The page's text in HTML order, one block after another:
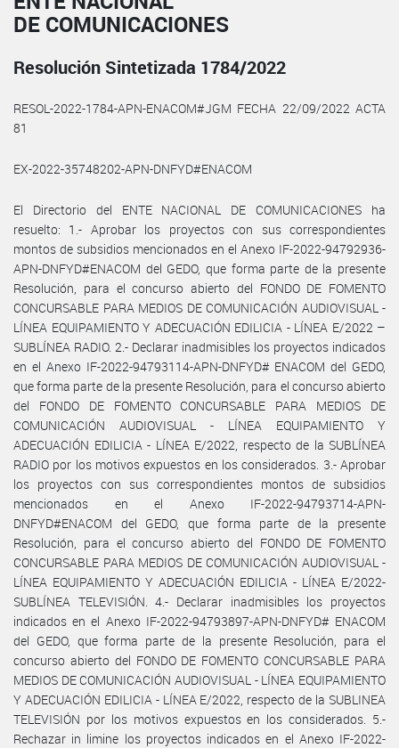
DE COMUNICACIONES
Resolución Sintetizada 1784/2022
RESOL-2022-1784-APN-ENACOM#JGM FECHA 22/09/2022 ACTA
81
EX-2022-35748202-APN-DNFYD#ENACOM
El Directorio del ENTE NACIONAL DE COMUNICACIONES ha
resuelto: 1.- Aprobar los proyectos con sus correspondientes
montos de subsidios mencionados en el Anexo IF-2022-94792936-
APN-DNFYD#ENACOM del GEDO, que forma parte de la presente
Resolución, para el concurso abierto del FONDO DE FOMENTO
CONCURSABLE PARA MEDIOS DE COMUNICACIÓN AUDIOVISUAL -
LÍNEA EQUIPAMIENTO Y ADECUACIÓN EDILICIA - LÍNEA E/2022 –
SUBLÍNEA RADIO. 2.- Declarar inadmisibles los proyectos indicados
en el Anexo IF-2022-94793114-APN-DNFYD# ENACOM del GEDO,
que forma parte de la presente Resolución, para el concurso abierto
del FONDO DE FOMENTO CONCURSABLE PARA MEDIOS DE
COMUNICACIÓN AUDIOVISUAL - LÍNEA EQUIPAMIENTO Y
ADECUACIÓN EDILICIA - LÍNEA E/2022, respecto de la SUBLÍNEA
RADIO por los motivos expuestos en los considerados. 3.- Aprobar
los proyectos con sus correspondientes montos de subsidios
mencionados en el Anexo IF-2022-94793714-APN-
DNFYD#ENACOM del GEDO, que forma parte de la presente
Resolución, para el concurso abierto del FONDO DE FOMENTO
CONCURSABLE PARA MEDIOS DE COMUNICACIÓN AUDIOVISUAL -
LÍNEA EQUIPAMIENTO Y ADECUACIÓN EDILICIA - LÍNEA E/2022-
SUBLÍNEA TELEVISIÓN. 4.- Declarar inadmisibles los proyectos
indicados en el Anexo IF-2022-94793897-APN-DNFYD# ENACOM
del GEDO, que forma parte de la presente Resolución, para el
concurso abierto del FONDO DE FOMENTO CONCURSABLE PARA
MEDIOS DE COMUNICACIÓN AUDIOVISUAL - LÍNEA EQUIPAMIENTO
Y ADECUACIÓN EDILICIA - LÍNEA E/2022, respecto de la SUBLINEA
TELEVISIÓN por los motivos expuestos en los considerados. 5.-
Rechazar in limine los proyectos indicados en el Anexo IF-2022-